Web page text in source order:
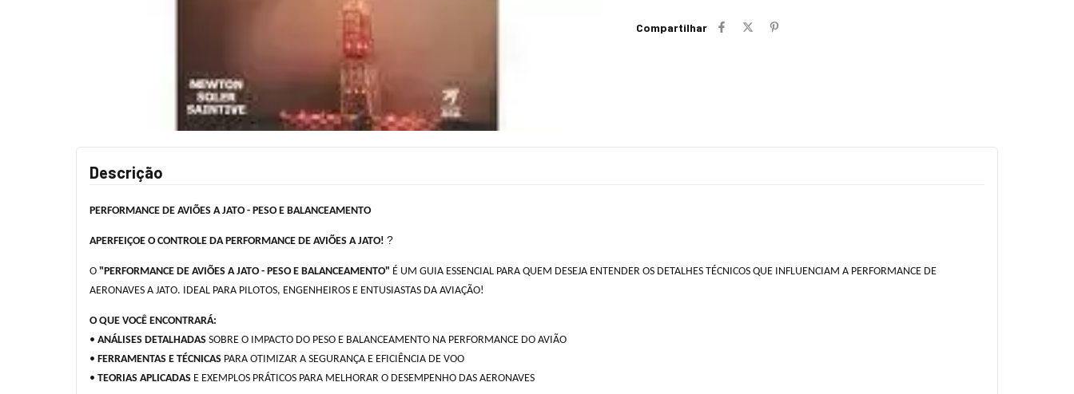
Compartilhar
Descrição
PERFORMANCE DE AVIÕES A JATO - PESO E BALANCEAMENTO
APERFEIÇOE O CONTROLE DA PERFORMANCE DE AVIÕES A JATO! ?
O "PERFORMANCE DE AVIÕES A JATO - PESO E BALANCEAMENTO" É UM GUIA ESSENCIAL PARA QUEM DESEJA ENTENDER OS DETALHES TÉCNICOS QUE INFLUENCIAM A PERFORMANCE DE
AERONAVES A JATO. IDEAL PARA PILOTOS, ENGENHEIROS E ENTUSIASTAS DA AVIAÇÃO!
O QUE VOCÊ ENCONTRARÁ:
• ANÁLISES DETALHADAS SOBRE O IMPACTO DO PESO E BALANCEAMENTO NA PERFORMANCE DO AVIÃO
• FERRAMENTAS E TÉCNICAS PARA OTIMIZAR A SEGURANÇA E EFICIÊNCIA DE VOO
• TEORIAS APLICADAS E EXEMPLOS PRÁTICOS PARA MELHORAR O DESEMPENHO DAS AERONAVES